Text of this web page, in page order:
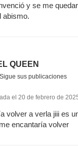
y se me
abismo.
QUEEN
Sigue sus publicaciones
el 20 de febrero de
volver a verla jiii es
encantaría volver